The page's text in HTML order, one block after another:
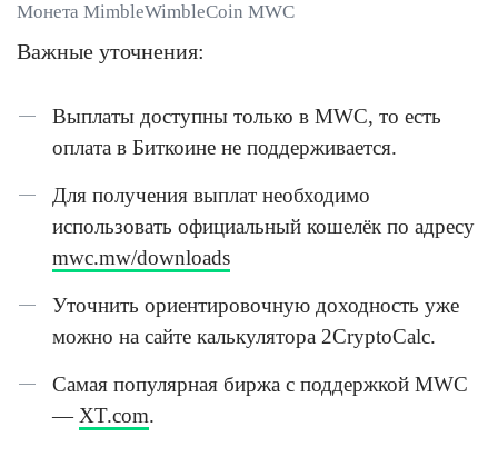
Монета MimbleWimbleCoin MWC
Важные уточнения:
Выплаты доступны только в MWC, то есть
оплата в Биткоине не поддерживается.
Для получения выплат необходимо
использовать официальный кошелёк по адресу
mwc.mw/downloads
Уточнить ориентировочную доходность уже
можно на сайте калькулятора 2CryptoCalc.
Самая популярная биржа с поддержкой MWC
— XT.com.